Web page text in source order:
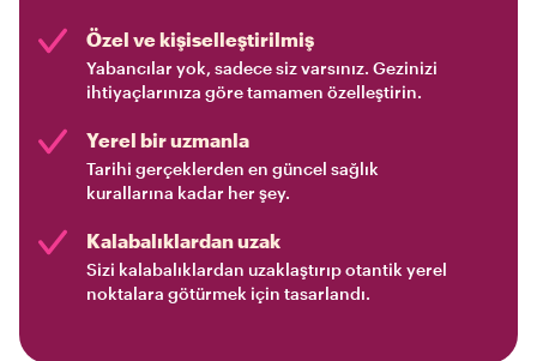
Özel ve kişiselleştirilmiş
Yabancılar yok, sadece siz varsınız. Gezinizi
ihtiyaçlarınıza göre tamamen özelleştirin.
Yerel bir uzmanla
Tarihi gerçeklerden en güncel sağlık
kurallarına kadar her şey.
Kalabalıklardan uzak
Sizi kalabalıklardan uzaklaştırıp otantik yerel
noktalara götürmek için tasarlandı.